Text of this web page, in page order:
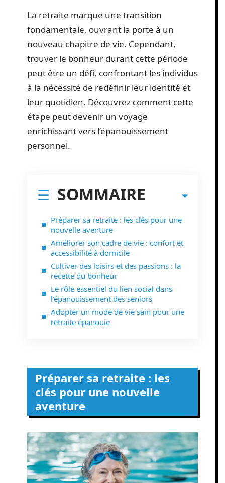
La retraite marque une transition
fondamentale, ouvrant la porte à un
nouveau chapitre de vie. Cependant,
trouver le bonheur durant cette période
peut être un défi, confrontant les individus
à la nécessité de redéfinir leur identité et
leur quotidien. Découvrez comment cette
étape peut devenir un voyage
enrichissant vers l’épanouissement
personnel.
SOMMAIRE
Préparer sa retraite : les clés pour une
nouvelle aventure
Améliorer son cadre de vie : confort et
accessibilité à domicile
Cultiver des loisirs et des passions : la
recette du bonheur
Le rôle essentiel du lien social dans
l’épanouissement des seniors
Adopter un mode de vie sain pour une
retraite épanouie
Préparer sa retraite : les
clés pour une nouvelle
aventure